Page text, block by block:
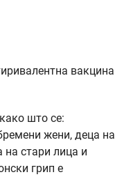
вакцина
што се:
жени, деца на
на стари лица и
грип е